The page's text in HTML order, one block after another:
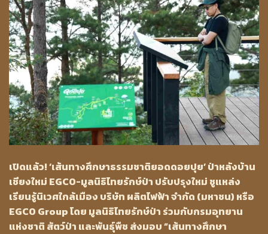
เปิดแล้ว! ‘เส้นทางศึกษาธรรมชาติยอดดอยปุย’ ป่าหลังบ้าน
เชียงใหม่ EGCO-มูลนิธิไทยรักษ์ป่า ปรับปรุงใหม่ ชูแหล่ง
เรียนรู้นิเวศใกล้เมือง บริษัท ผลิตไฟฟ้า จำกัด (มหาชน) หรือ
EGCO Group โดย มูลนิธิไทยรักษ์ป่า ร่วมกับกรมอุทยาน
แห่งชาติ สัตว์ป่า และพันธุ์พืช ส่งมอบ “เส้นทางศึกษา